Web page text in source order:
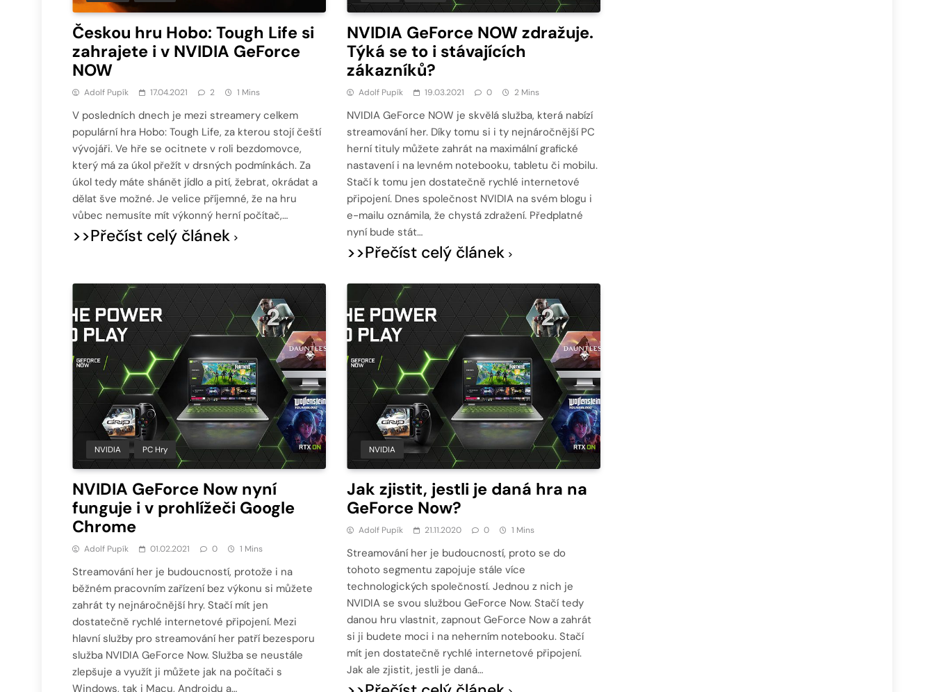
Českou hru Hobo: Tough Life si
zahrajete i v NVIDIA GeForce
NOW
Adolf Pupík 17.04.2021 2 1 Mins
V posledních dnech je mezi streamery celkem
populární hra Hobo: Tough Life, za kterou stojí čeští
vývojáři. Ve hře se ocitnete v roli bezdomovce,
který má za úkol přežít v drsných podmínkách. Za
úkol tedy máte shánět jídlo a pití, žebrat, okrádat a
dělat šve možné. Je velice příjemné, že na hru
vůbec nemusíte mít výkonný herní počítač,…
>>Přečíst celý článek
NVIDIA GeForce NOW zdražuje.
Týká se to i stávajících
zákazníků?
Adolf Pupík 19.03.2021 0 2 Mins
NVIDIA GeForce NOW je skvělá služba, která nabízí
streamování her. Díky tomu si i ty nejnáročnější PC
herní tituly můžete zahrát na maximální grafické
nastavení i na levném notebooku, tabletu či mobilu.
Stačí k tomu jen dostatečně rychlé internetové
připojení. Dnes společnost NVIDIA na svém blogu i
e-mailu oznámila, že chystá zdražení. Předplatné
nyní bude stát…
>>Přečíst celý článek
NVIDIA PC Hry
NVIDIA GeForce Now nyní
funguje i v prohlížeči Google
Chrome
Adolf Pupík 01.02.2021 0 1 Mins
Streamování her je budoucností, protože i na
běžném pracovním zařízení bez výkonu si můžete
zahrát ty nejnáročnější hry. Stačí mít jen
dostatečně rychlé internetové připojení. Mezi
hlavní služby pro streamování her patří bezesporu
služba NVIDIA GeForce Now. Služba se neustále
zlepšuje a využít ji můžete jak na počítači s
Windows, tak i Macu, Androidu a…
NVIDIA
Jak zjistit, jestli je daná hra na
GeForce Now?
Adolf Pupík 21.11.2020 0 1 Mins
Streamování her je budoucností, proto se do
tohoto segmentu zapojuje stále více
technologických společností. Jednou z nich je
NVIDIA se svou službou GeForce Now. Stačí tedy
danou hru vlastnit, zapnout GeForce Now a zahrát
si ji budete moci i na neherním notebooku. Stačí
mít jen dostatečně rychlé internetové připojení.
Jak ale zjistit, jestli je daná…